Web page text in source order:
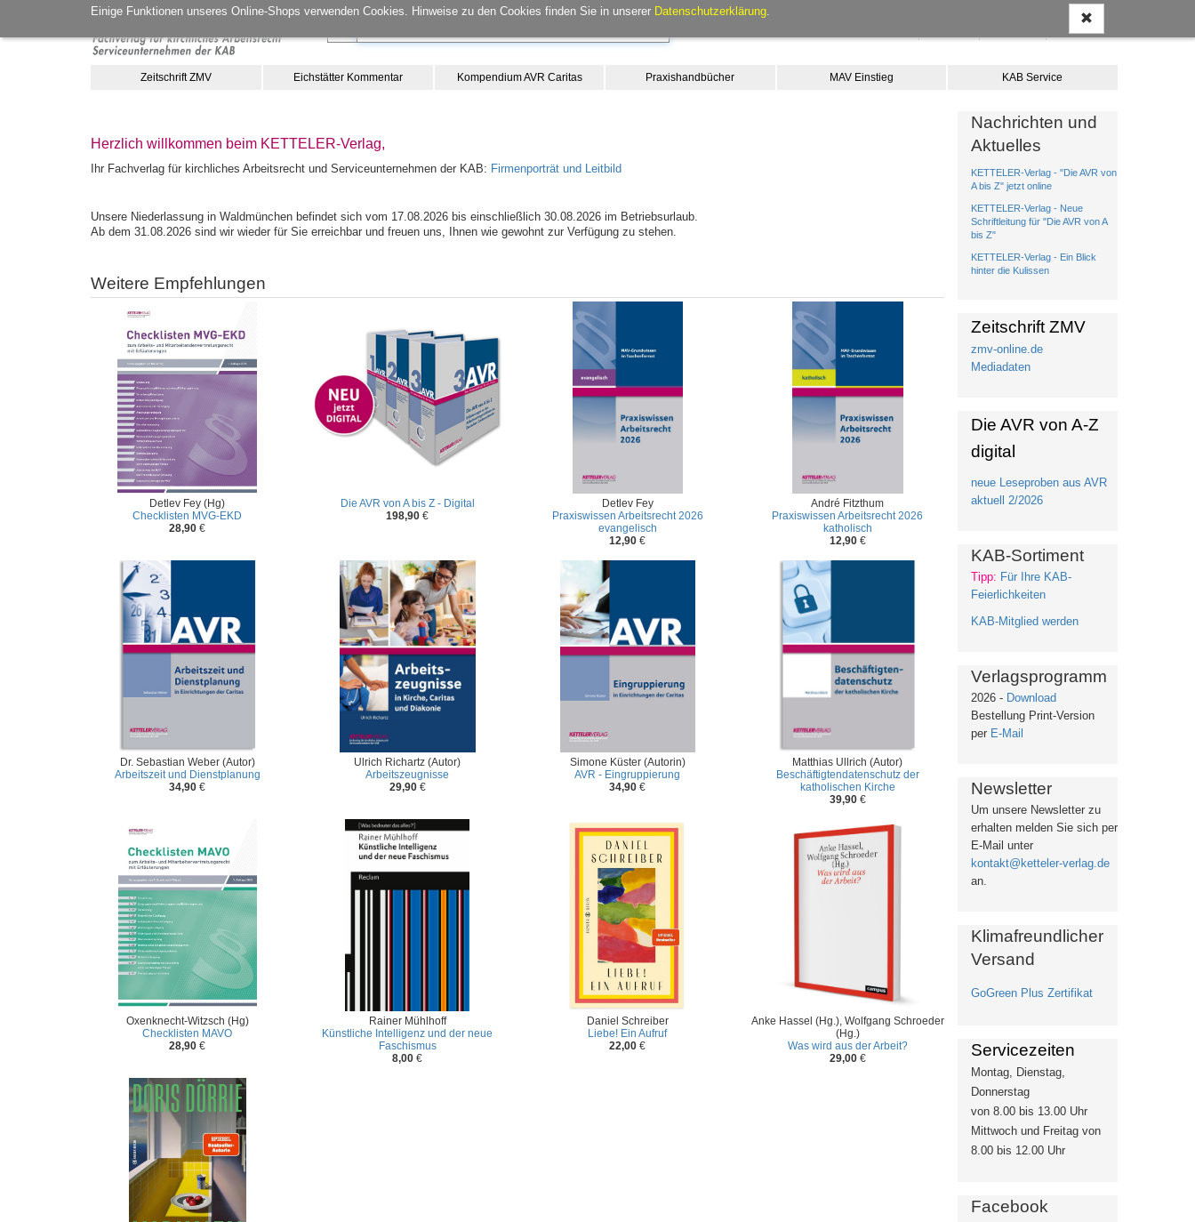
Einige Funktionen unseres Online-Shops verwenden Cookies. Hinweise zu den Cookies finden Sie in unserer Datenschutzerklärung.
Warenkorb
Zeitschrift ZMV Eichstätter Kommentar Kompendium AVR Caritas Praxishandbücher MAV Einstieg KAB Service
Herzlich willkommen beim KETTELER-Verlag,
Ihr Fachverlag für kirchliches Arbeitsrecht und Serviceunternehmen der KAB: Firmenporträt und Leitbild
Unsere Niederlassung in Waldmünchen befindet sich vom 17.08.2026 bis einschließlich 30.08.2026 im Betriebsurlaub.
Ab dem 31.08.2026 sind wir wieder für Sie erreichbar und freuen uns, Ihnen wie gewohnt zur Verfügung zu stehen.
Weitere Empfehlungen
Detlev Fey (Hg)
Checklisten MVG-EKD
28,90 €
Die AVR von A bis Z - Digital
198,90 €
Detlev Fey
Praxiswissen Arbeitsrecht 2026
evangelisch
12,90 €
André Fitzthum
Praxiswissen Arbeitsrecht 2026
katholisch
12,90€
Dr. Sebastian Weber (Autor)
Arbeitszeit und Dienstplanung
34,90 €
Ulrich Richartz (Autor)
Arbeitszeugnisse
29,90€
Simone Küster (Autorin)
AVR - Eingruppierung
34,90 €
Matthias Ullrich (Autor)
Beschäftigtendatenschutz der
katholischen Kirche
39,90€
Oxenknecht-Witzsch (Hg)
Checklisten MAVO
28,90 €
Rainer Mühlhoff
Künstliche Intelligenz und der neue
Faschismus
8,00 €
Daniel Schreiber
Liebe! Ein Aufruf
22,00 €
Anke Hassel (Hg.), Wolfgang Schroeder
(Hg.)
Was wird aus der Arbeit?
29,00€
Nachrichten und
Aktuelles
KETTELER-Verlag - "Die AVR von
A bis Z" jetzt online
KETTELER-Verlag - Neue
Schriftleitung für "Die AVR von A
bis Z"
KETTELER-Verlag - Ein Blick
hinter die Kulissen
Zeitschrift ZMV
zmv-online.de
Mediadaten
Die AVR von A-Z
digital
neue Leseproben aus AVR
aktuell 2/2026
KAB-Sortiment
Tipp: Für Ihre KAB-
Feierlichkeiten
KAB-Mitglied werden
Verlagsprogramm
2026 - Download
Bestellung Print-Version
per E-Mail
Newsletter
Um unsere Newsletter zu
erhalten melden Sie sich per
E-Mail unter
kontakt@ketteler-verlag.de
an.
Klimafreundlicher
Versand
GoGreen Plus Zertifikat
Servicezeiten
Montag, Dienstag,
Donnerstag
von 8.00 bis 13.00 Uhr
Mittwoch und Freitag von
8.00 bis 12.00 Uhr
Facebook